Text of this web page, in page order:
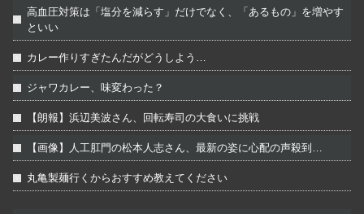
高血圧対策は「塩分を減らす」だけでなく、「あるもの」を増やす
といい
カレー作りすぎたんだがどうしよう…
ジャワカレー、味変わった？
【朗報】浜辺美波さん、回転寿司の大食いに挑戦
【画像】人工肛門の松本人志さん、最新の姿に心配の声殺到…
丸亀製麺行くからおすすめ教えてください